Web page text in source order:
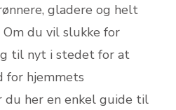
gladere og helt
du vil slukke for
til nyt i stedet for at
for hjemmets
du her en enkel guide til